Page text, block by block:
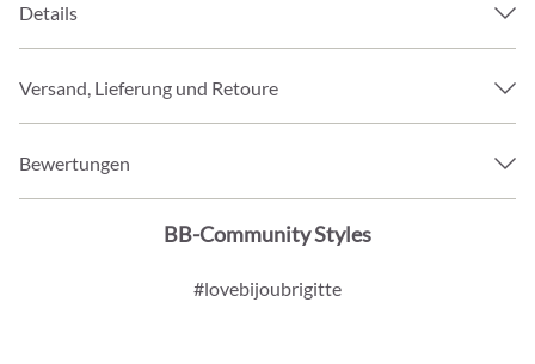
Details
Versand, Lieferung und Retoure
Bewertungen
BB-Community Styles
#lovebijoubrigitte